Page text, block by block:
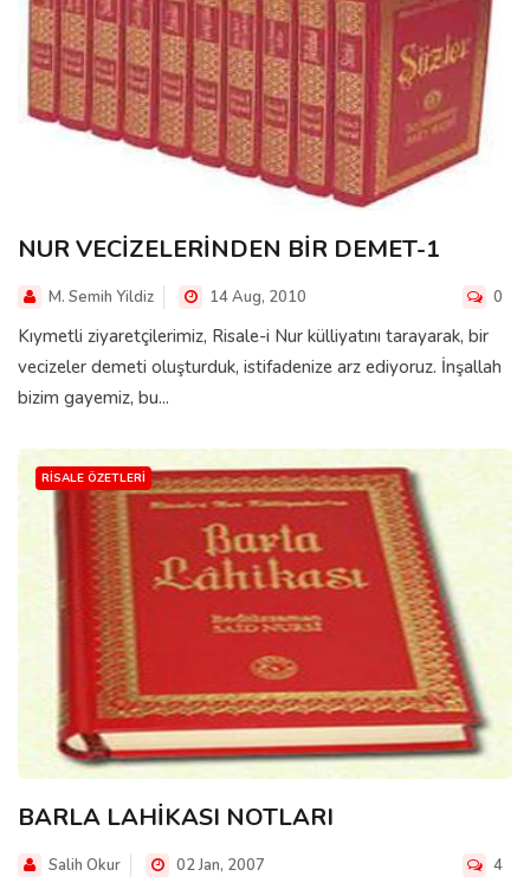
NUR VECİZELERİNDEN BİR DEMET-1
M. Semih Yildiz 14 Aug, 2010 0
Kıymetli ziyaretçilerimiz, Risale-i Nur külliyatını tarayarak, bir
vecizeler demeti oluşturduk, istifadenize arz ediyoruz. İnşallah
bizim gayemiz, bu...
RISALE ÖZETLERI
BARLA LAHİKASI NOTLARI
Salih Okur 02 Jan, 2007 4